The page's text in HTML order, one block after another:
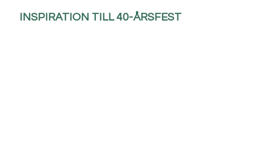
INSPIRATION TILL 40-ÅRSFEST